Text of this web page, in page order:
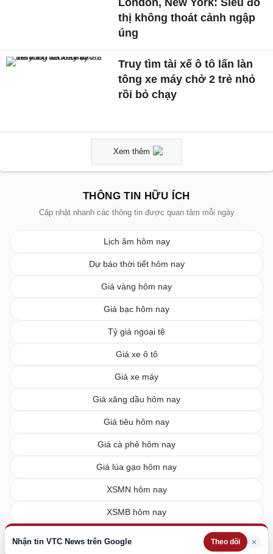
Nhận tin VTC News trên Google Theo dõi ×
London, New York: Siêu đô
thị không thoát cảnh ngập
úng
Truy tìm tài xế ô tô lấn làn
tông xe máy chở 2 trẻ nhỏ
rồi bỏ chạy
Xem thêm
THÔNG TIN HỮU ÍCH
Cập nhật nhanh các thông tin được quan tâm mỗi ngày
Lịch âm hôm nay
Dự báo thời tiết hôm nay
Giá vàng hôm nay
Giá bạc hôm nay
Tỷ giá ngoại tệ
Giá xe ô tô
Giá xe máy
Giá xăng dầu hôm nay
Giá tiêu hôm nay
Giá cà phê hôm nay
Giá lúa gạo hôm nay
XSMN hôm nay
XSMB hôm nay